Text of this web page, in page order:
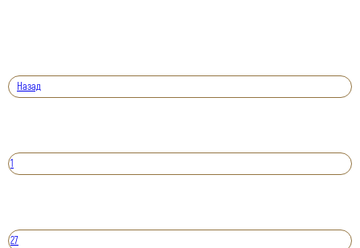
Назад
1
27